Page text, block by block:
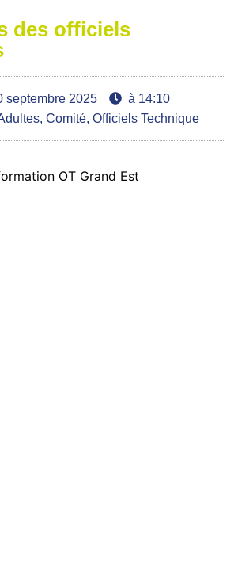
des officiels
septembre 2025 à 14:10
, Comité, Officiels Technique